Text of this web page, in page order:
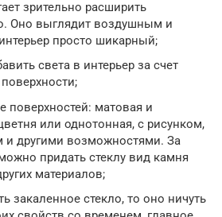
зрительно расширить
Оно выглядит воздушным и
просто шикарный;
света в интерьер за счет
поверхностей: матовая и
или однотонная, с рисунком,
и другими возможностями. За
придать стеклу вид камня
материалов;
закаленное стекло, то оно ничуть